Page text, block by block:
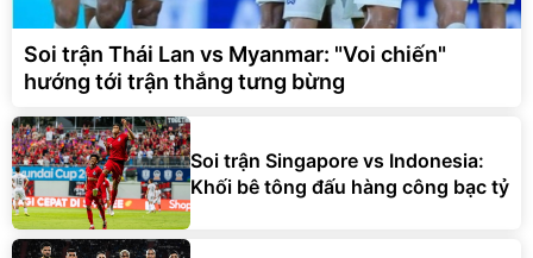
Soi trận Thái Lan vs Myanmar: "Voi chiến"
hướng tới trận thắng tưng bừng
Soi trận Singapore vs Indonesia:
Khối bê tông đấu hàng công bạc tỷ